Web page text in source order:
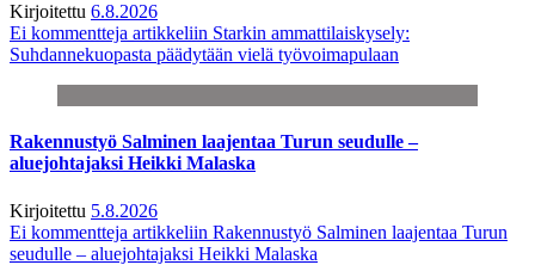
Kirjoitettu 6.8.2026
Ei kommentteja artikkeliin Starkin ammattilaiskysely:
Suhdannekuopasta päädytään vielä työvoimapulaan
Rakennustyö Salminen laajentaa Turun seudulle –
aluejohtajaksi Heikki Malaska
Kirjoitettu 5.8.2026
Ei kommentteja artikkeliin Rakennustyö Salminen laajentaa Turun
seudulle – aluejohtajaksi Heikki Malaska